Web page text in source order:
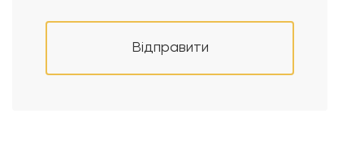
Відправити